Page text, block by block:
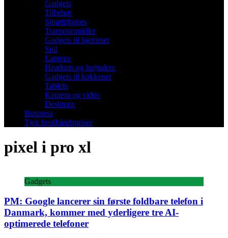
Gadgets
Tilbehør
Smartphones
Transportmidler
Gadgets til hjemmet
Spil
Laptops
Headsets og højttalere
Gadgets til køkkenet
Tablets
Kamera og video
Desktops
Business
Tjek bredbåndspriser
pixel i pro xl
Gadgets
PM: Google lancerer sin første foldbare telefon i
Danmark, kommer med yderligere tre AI-
optimerede telefoner